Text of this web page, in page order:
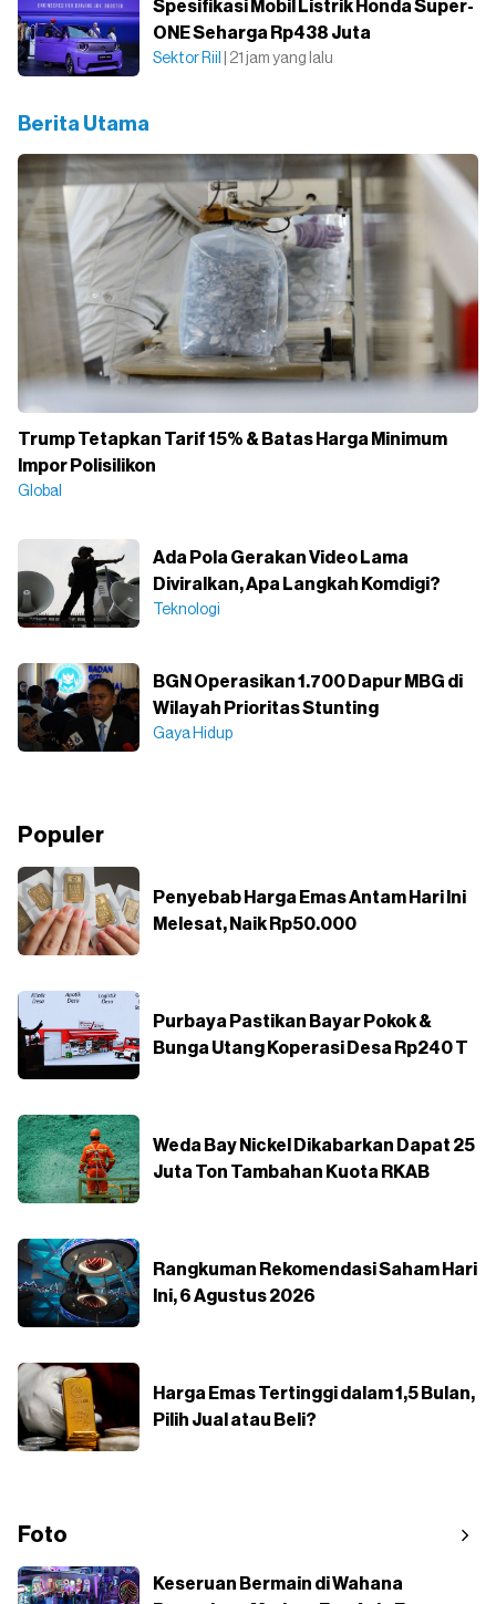
Spesifikasi Mobil Listrik Honda Super-
ONE Seharga Rp438 Juta
Sektor Riil | 21 jam yang lalu
Berita Utama
Trump Tetapkan Tarif 15% & Batas Harga Minimum
Impor Polisilikon
Global
Ada Pola Gerakan Video Lama
Diviralkan, Apa Langkah Komdigi?
Teknologi
BGN Operasikan 1.700 Dapur MBG di
Wilayah Prioritas Stunting
Gaya Hidup
Populer
Penyebab Harga Emas Antam Hari Ini
Melesat, Naik Rp50.000
Purbaya Pastikan Bayar Pokok &
Bunga Utang Koperasi Desa Rp240 T
Weda Bay Nickel Dikabarkan Dapat 25
Juta Ton Tambahan Kuota RKAB
Rangkuman Rekomendasi Saham Hari
Ini, 6 Agustus 2026
Harga Emas Tertinggi dalam 1,5 Bulan,
Pilih Jual atau Beli?
Foto
Keseruan Bermain di Wahana